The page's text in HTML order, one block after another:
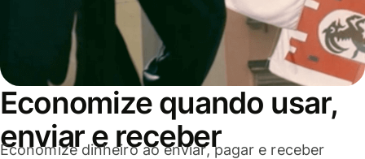
Economize quando usar,
enviar e receber
Economize dinheiro ao enviar, pagar e receber